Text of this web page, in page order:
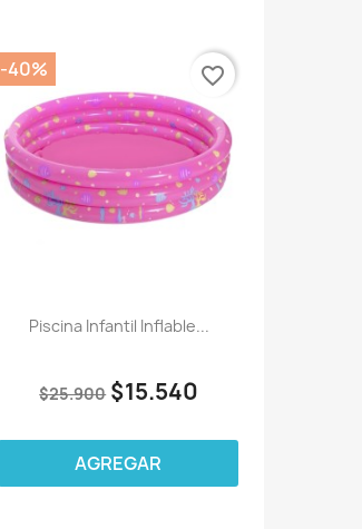
Piscina Infantil Inflable...
$25.900 $15.540
-40%
AGREGAR
favorite_border